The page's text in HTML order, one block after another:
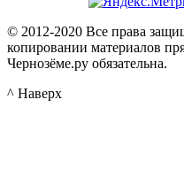
© 2012-2020 Все права
копировании материалов
Чернозёме.ру обязательна.
^ Наверх